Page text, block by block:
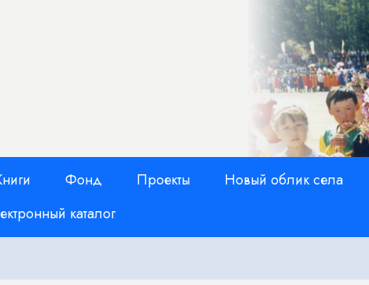
Фонд Проекты Новый облик села
каталог